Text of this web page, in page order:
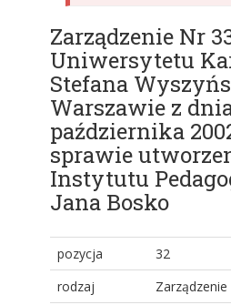
Zarządzenie Nr
Uniwersytetu
Stefana
Warszawie z
października
sprawie
Instytutu
Jana Bosko
pozycja
32
rodzaj